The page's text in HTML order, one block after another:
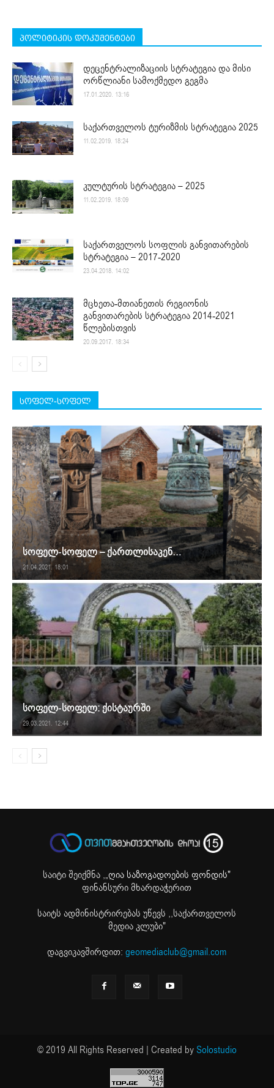
პოლიტიკის დოკუმენტები
დეცენტრალიზაციის სტრატეგია და მისი
ორწლიანი სამოქმედო გეგმა
17.01.2020. 13:16
საქართველოს ტურიზმის სტრატეგია 2025
11.02.2019. 18:24
კულტურის სტრატეგია – 2025
11.02.2019. 18:09
საქართველოს სოფლის განვითარების
სტრატეგია – 2017-2020
23.04.2018. 14:02
მცხეთა-მთიანეთის რეგიონის
განვითარების სტრატეგია 2014-2021
წლებისთვის
20.09.2017. 18:34
სოფელ-სოფელ
სოფელ-სოფელ – ქართლისაკენ…
21.04.2021. 18:01
სოფელ-სოფელ: ქისტაურში
29.03.2021. 12:44
საიტი შეიქმნა ,„ღია საზოგადოების ფონდის"
ფინანსური მხარდაჭერით
საიტს ადმინისტრირებას უწევს ,,საქართველოს
მედია კლუბი"
დაგვიკავშირდით:geomediaclub@gmail.com
© 2019 All Rights Reserved | Created bySolostudio